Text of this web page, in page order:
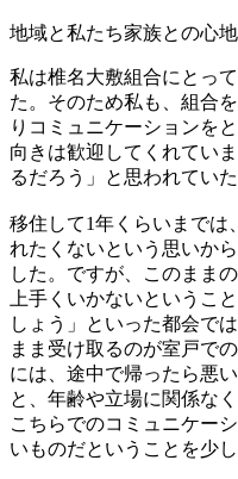
地域と私たち家族との心
私は椎名大敷組合にとっ
た。そのため私も、組合
りコミュニケーションを
向きは歓迎してくれてい
るだろう」と思われてい
移住して1年くらいまでは
れたくないという思いか
した。ですが、このまま
上手くいかないというこ
しょう」といった都会で
まま受け取るのが室戸で
には、途中で帰ったら悪
と、年齢や立場に関係な
こちらでのコミュニケー
いものだということを少